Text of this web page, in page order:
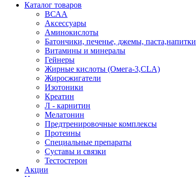
Каталог товаров
ВСАА
Аксессуары
Аминокислоты
Батончики, печенье, джемы, паста,напитки
Витамины и минералы
Гейнеры
Жирные кислоты (Омега-3,CLA)
Жиросжигатели
Изотоники
Креатин
Л - карнитин
Мелатонин
Предтренировочные комплексы
Протеины
Специальные препараты
Суставы и связки
Тестостерон
Акции